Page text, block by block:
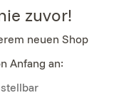
zuvor!
neuen Shop
Anfang an: